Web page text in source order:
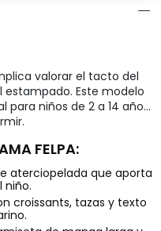
valorar el tacto del
estampado. Este modelo
para niños de 2 a 14 años
FELPA:
aterciopelada que aporta
niño.
croissants, tazas y texto